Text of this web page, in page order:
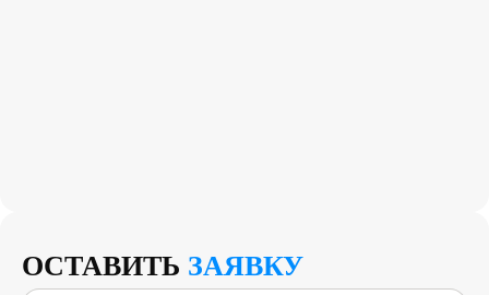
ОСТАВИТЬ ЗАЯВКУ